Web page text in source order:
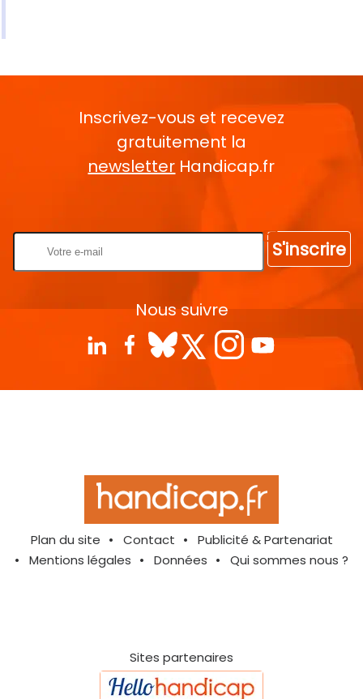
Inscrivez-vous et recevez
gratuitement la
newsletter Handicap.fr
S'inscrire
Nous suivre
Plan du site Contact
Publicité & Partenariat
Mentions légales
Données Qui sommes nous ?
Sites partenaires